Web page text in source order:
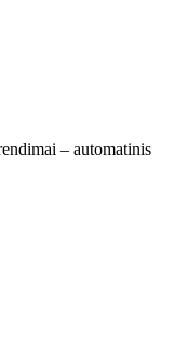
– automatinis